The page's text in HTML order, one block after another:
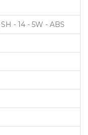
- 14 - 5W - ABS